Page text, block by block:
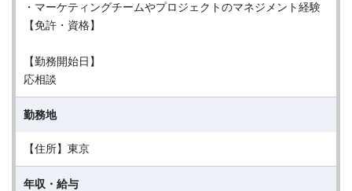
・マーケティングチームやプロジェクトのマネジメント経験
【免許・資格】
【勤務開始日】
応相談
勤務地
【住所】東京
年収・給与